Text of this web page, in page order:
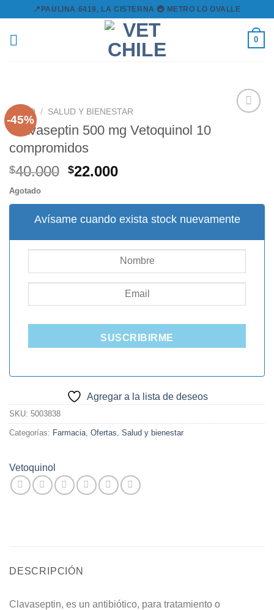
content
📍PAULINA 6419, LA CISTERNA 🚇 METRO LO OVALLE
0
-45%
INICIO / SALUD Y BIENESTAR
Clavaseptin 500 mg Vetoquinol 10
compromidos
$40.000 El
original
era:
$22.000El
actual
es:
Agotado
Avísame cuando exista stock nuevamente
SUSCRIBIRME
Agregar a la lista de deseos
SKU: 5003838
Categorías: Farmacia Ofertas Salud y bienestar
Vetoquinol
DESCRIPCIÓN
Clavaseptin, es un antibiótico, para tratamiento o